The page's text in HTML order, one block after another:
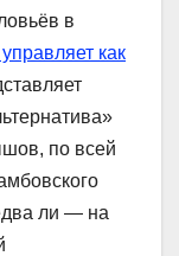
в
как
по всей
ли — на